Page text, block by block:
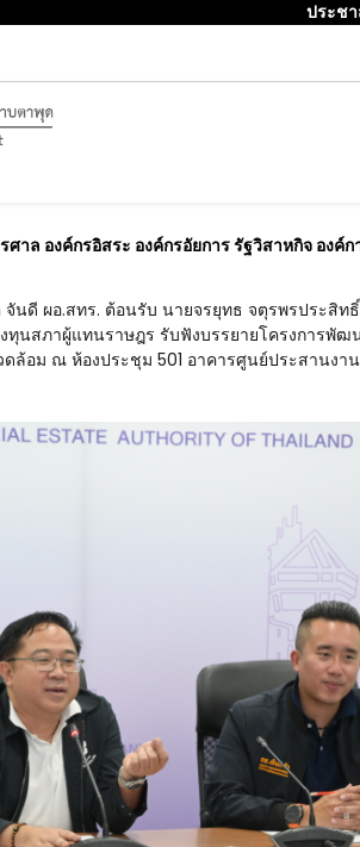
ประชาสัมพันธ์
าล องค์กรอิสระ องค์กรอัยการ รัฐวิสาหกิจ อง
ดี ผอ.สทร. ต้อนรับ นายจรยุทธ จตุรพรประสิ
นสภาผู้แทนราษฎร รับฟังบรรยายโครงการพัฒ
อม ณ ห้องประชุม 501 อาคารศูนย์ประสานงา